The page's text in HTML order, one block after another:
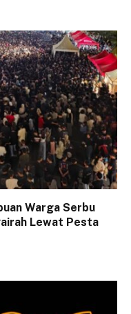
Warga Serbu
Lewat Pesta